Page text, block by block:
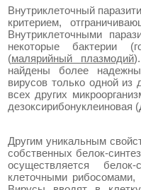
Внутриклеточный
критерием,
Внутриклеточными
некоторые бактерии
(малярийный плазмодий
найдены более
вирусов только одной из
всех других
Другим уникальным
собственных белок-
осуществляется
клеточными